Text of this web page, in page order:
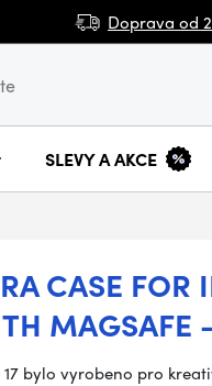
Doprava od
SLEVY A AKCE
CASE FOR
MAGSAFE
bylo vyrobeno pro